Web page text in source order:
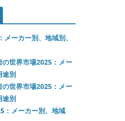
ーカー別、地域別、
世界市場2025：メー
途別
世界市場2025：メー
途別
：メーカー別、地域